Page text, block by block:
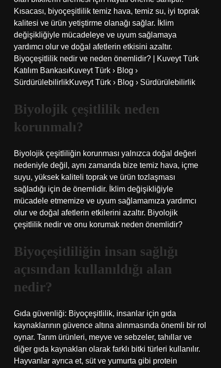
Kısacası, biyoçeşitlilik temiz hava, temiz su, iyi toprak
kalitesi ve ürün yetiştirme olanağı sağlar. İklim
değişikliğiyle mücadeleye ve uyum sağlamaya
yardımcı olur ve doğal afetlerin etkisini azaltır.
Biyoçeşitlilik nedir ve neden önemlidir? | Kuveyt Türk
Katılım BankasıKuveyt Türk › Blog ›
SürdürülebilirlikKuveyt Türk › Blog › Sürdürülebilirlik
Biyolojik çeşitlilik neden
korunmalı?
Biyolojik çeşitliliğin korunması yalnızca doğal değeri
nedeniyle değil, aynı zamanda bize temiz hava, içme
suyu, yüksek kaliteli toprak ve ürün tozlaşması
sağladığı için de önemlidir. İklim değişikliğiyle
mücadele etmemize ve uyum sağlamamıza yardımcı
olur ve doğal afetlerin etkilerini azaltır. Biyolojik
çeşitlilik nedir ve onu korumak neden önemlidir?
Biyoçeşitliliğin insan sağlığı
açısından kullanıldığı alan
nedir?
Gıda güvenliği: Biyoçeşitlilik, insanlar için gıda
kaynaklarının güvence altına alınmasında önemli bir rol
oynar. Tarım ürünleri, meyve ve sebzeler, tahıllar ve
diğer gıda kaynakları olarak farklı bitki türleri kullanılır.
Hayvanlar ayrıca et, süt ve yumurta gibi protein